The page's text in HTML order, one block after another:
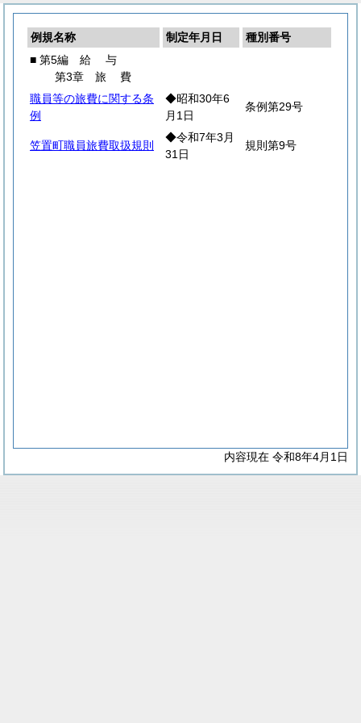
例規名称 制定年月日
種別番号
■ 第5編 給 与
第3章 旅費
職員等の旅費に関する条
例
◆昭和30年6
月1日
条例第29号
笠置町職員旅費取扱規則
◆令和7年3月
31日
規則第9号
内容現在 令和8年4月1日